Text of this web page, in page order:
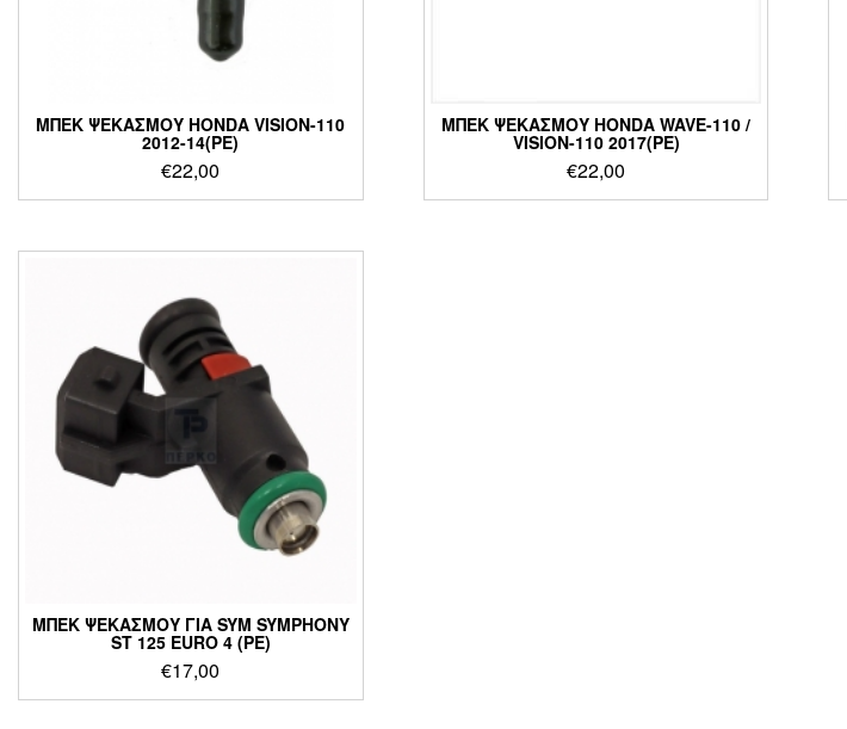
ΜΠΕΚ ΨΕΚΑΣΜΟΥ HONDA VISION-110
2012-14(PE)
€22,00
ΜΠΕΚ ΨΕΚΑΣΜΟΥ HONDA WAVE-110 /
VISION-110 2017(PE)
€22,00
ΜΠΕΚ ΨΕΚΑΣΜΟΥ ΓΙΑ SYM SYMPHONY
ST 125 EURO 4 (PE)
€17,00